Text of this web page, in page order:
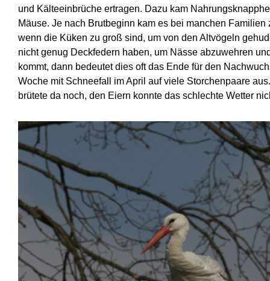
und Kälteeinbrüche ertragen. Dazu kam
Mäuse. Je nach Brutbeginn kam es bei manchen Familien
wenn die Küken zu groß sind, um von den Altvögeln
nicht genug Deckfedern haben, um Nässe abzuwehren
kommt, dann bedeutet dies oft das Ende für den
Woche mit Schneefall im April auf viele Storchenpaare
brütete da noch, den Eiern konnte das schlechte Wetter